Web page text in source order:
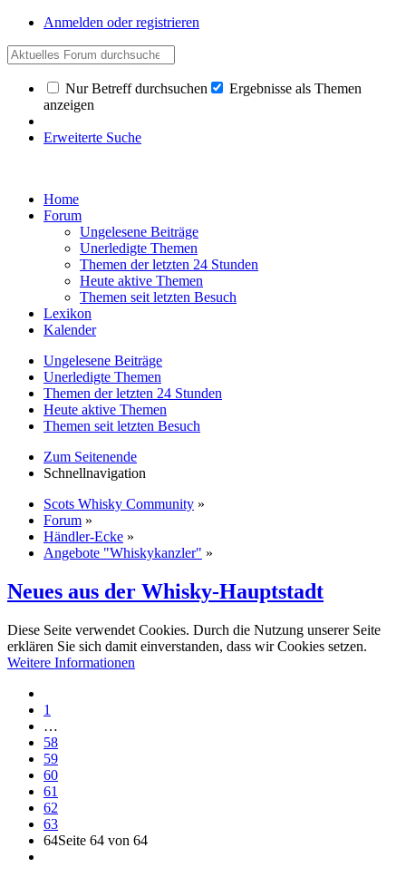
Anmelden oder registrieren
Nur Betreff durchsuchen
Ergebnisse als Themen
anzeigen
Erweiterte Suche
Home
Forum
Ungelesene Beiträge
Unerledigte Themen
Themen der letzten 24 Stunden
Heute aktive Themen
Themen seit letzten Besuch
Lexikon
Kalender
Ungelesene Beiträge
Unerledigte Themen
Themen der letzten 24 Stunden
Heute aktive Themen
Themen seit letzten Besuch
Zum Seitenende
Schnellnavigation
Scots Whisky Community »
Forum »
Händler-Ecke »
Angebote "Whiskykanzler" »
Neues aus der Whisky-Hauptstadt
Diese Seite verwendet Cookies. Durch die Nutzung unserer Seite
erklären Sie sich damit einverstanden, dass wir Cookies setzen.
Weitere Informationen
1
…
58
59
60
61
62
63
64Seite 64 von 64